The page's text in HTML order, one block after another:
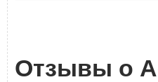
Отзывы о